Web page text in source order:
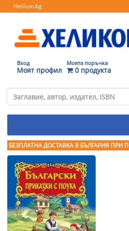
Helikon.bg
Вход
Моят профил
Моята поръчка
0 продукта
БЕЗПЛАТНА ДОСТАВКА В БЪЛГАРИЯ ПРИ